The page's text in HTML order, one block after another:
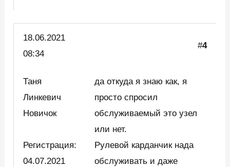
18.06.2021
08:34
#4
Таня
Линкевич
Новичок
Регистрация:
04.07.2021
да откуда я знаю как, я
просто спросил
обслуживаемый это узел
или нет.
Рулевой карданчик нада
обслуживать и даже